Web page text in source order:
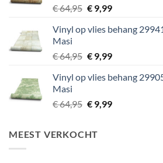
€64,95 Oorspronkelijke
was:
€9,99Huidige
is:
Vinyl op vlies behang
Masi
€64,95 Oorspronkelijke
was:
€9,99Huidige
is:
Vinyl op vlies behang
Masi
€64,95 Oorspronkelijke
€ 64,95.
€9,99Huidige
MEEST VERKOCHT